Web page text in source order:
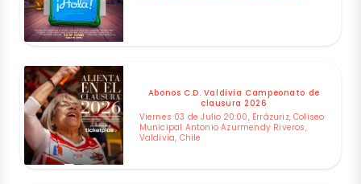
Abonos C.D. Valdivia Campeonato de
clausura 2026
Viernes 03 de Julio 20:00, Errázuriz, Coliseo
Municipal Antonio Azurmendy Riveros,
Valdivia, Chile